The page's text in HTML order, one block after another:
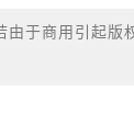
由于商用引起版